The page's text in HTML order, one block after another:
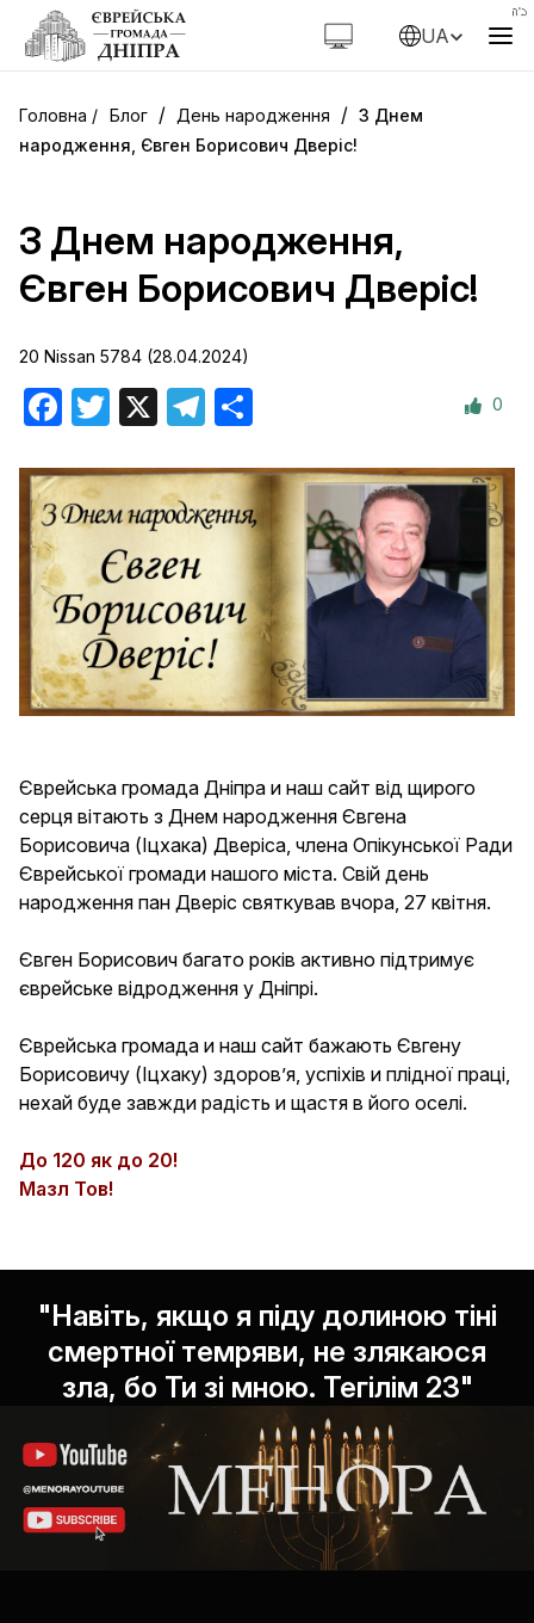
UA
Блог / День народження / З Днем
народження, Євген Борисович Дверіс!
З Днем народження,
Євген Борисович Дверіс!
20 Nissan 5784 (28.04.2024)
Facebook
Twitter Telegram 0
Єврейська громада Дніпра и наш сайт від щирого
серця вітають з Днем народження Євгена
Борисовича (Іцхака) Дверіса, члена Опікунської Ради
Єврейської громади нашого міста. Свій день
народження пан Дверіс святкував вчора, 27 квітня.
Євген Борисович багато років активно підтримує
єврейське відродження у Дніпрі.
Єврейська громада и наш сайт бажають Євгену
Борисовичу (Іцхаку) здоров’я, успіхів и плідної праці,
нехай буде завжди радість и щастя в його оселі.
До 120 як до 20!
Мазл Тов!
"Навіть, якщо я піду долиною тіні
смертної темряви, не злякаюся
зла, бо Ти зі мною. Тегілім 23"
Email
Ваше ПІБ
Єврейське ім'я
календарем
Дата народження за єврейським
Ваша стать
Чоловік
Жінка
Я єврей за
Інше
Телефон
У вас є діти?